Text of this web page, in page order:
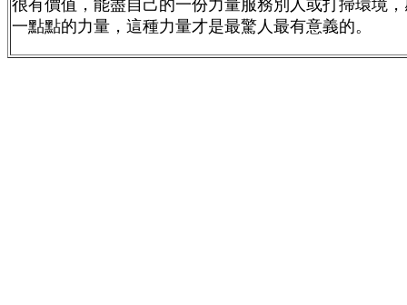
很有價值，能盡自己的一份力量服務別人或打掃環境
一點點的力量，這種力量才是最驚人最有意義的。